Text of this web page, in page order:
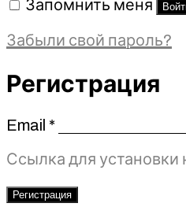
Запомнить меня
Забыли свой пароль?
Регистрация
Email *Обязательно
Ссылка для установки
Регистрация